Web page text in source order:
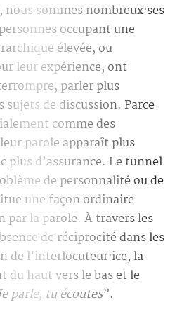
sommes nombreux·ses
occupant une
élevée, ou
leur expérience, ont
parler plus
de discussion. Parce
comme des
parole apparaît plus
plus d’assurance. Le tunnel
de personnalité ou de
une façon ordinaire
par la parole. À travers les
de réciprocité dans les
de l’interlocuteur·ice, la
du haut vers le bas et le
parle, tu écoutes”.